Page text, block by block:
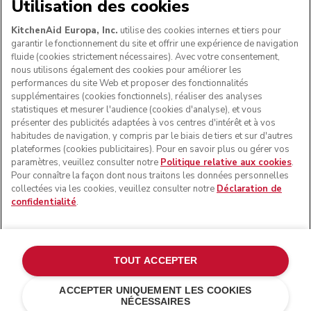
SUIVEZ-NOUS
forme du robot pâtissier multifonction sont des marques
commerciales aux États-Unis et ailleurs.
Gérer mes cookies
Politique de confidentialité
Politique en matière de cookies
Utilisation des cookies
KitchenAid Europa, Inc. utilise des cookies internes et tiers pour
garantir le fonctionnement du site et offrir une expérience de navigation
fluide (cookies strictement nécessaires). Avec votre consentement,
nous utilisons également des cookies pour améliorer les
performances du site Web et proposer des fonctionnalités
supplémentaires (cookies fonctionnels), réaliser des analyses
statistiques et mesurer l'audience (cookies d'analyse), et vous
présenter des publicités adaptées à vos centres d'intérêt et à vos
habitudes de navigation, y compris par le biais de tiers et sur d'autres
plateformes (cookies publicitaires). Pour en savoir plus ou gérer vos
paramètres, veuillez consulter notre Politique relative aux cookies.
Pour connaître la façon dont nous traitons les données personnelles
collectées via les cookies, veuillez consulter notre Déclaration de
confidentialité.
ACCEPTER UNIQUEMENT LES COOKIES
NÉCESSAIRES
TOUT ACCEPTER